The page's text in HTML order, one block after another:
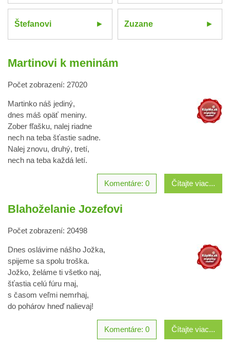
Štefanovi Zuzane
Martinovi k meninám
Počet zobrazení: 27020
Martinko náš jediný,
dnes máš opäť meniny.
Zober fľašku, nalej riadne
nech na teba šťastie sadne.
Nalej znovu, druhý, tretí,
nech na teba každá letí.
Čítajte viac...
Komentáre: 0
Blahoželanie Jozefovi
Počet zobrazení: 20498
Dnes oslávime nášho Jožka,
spijeme sa spolu troška.
Jožko, želáme ti všetko naj,
šťastia celú fúru maj,
s časom veľmi nemrhaj,
do pohárov hneď nalievaj!
Čítajte viac...
Komentáre: 0